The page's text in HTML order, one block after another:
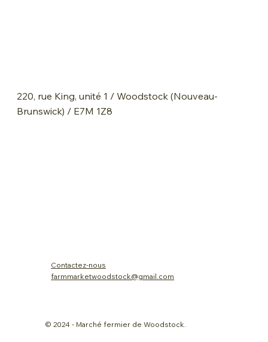
220, rue King, unité 1 / Woodstock (Nouveau-
Brunswick) / E7M 1Z8
© 2024 - Marché fermier de Woodstock.
Contactez-nous
farmmarketwoodstock@gmail.com